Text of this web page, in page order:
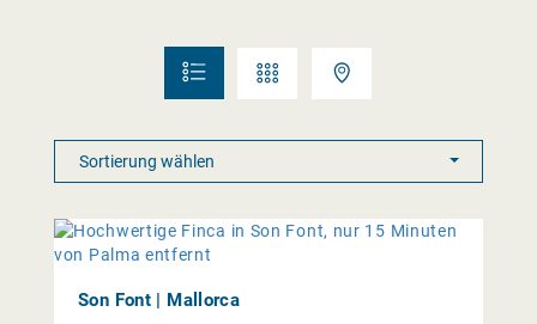
Son Font | Mallorca